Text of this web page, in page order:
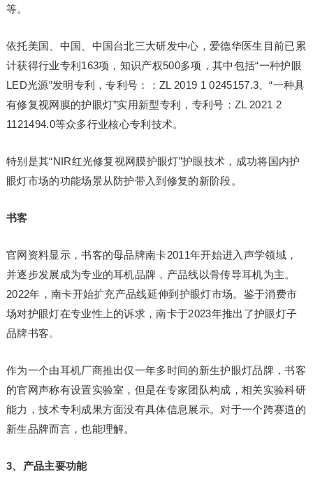
等。
依托美国、中国、中国台北三大研发中心，爱德华医生目前已累
计获得行业专利163项，知识产权500多项，其中包括“一种护眼
LED光源”发明专利，专利号：：ZL 2019 1 0245157.3、“一种具
有修复视网膜的护眼灯”实用新型专利，专利号：ZL 2021 2
1121494.0等众多行业核心专利技术。
特别是其“NIR红光修复视网膜护眼灯”护眼技术，成功将国内护
眼灯市场的功能场景从防护带入到修复的新阶段。
书客
官网资料显示，书客的母品牌南卡2011年开始进入声学领域，
并逐步发展成为专业的耳机品牌，产品线以骨传导耳机为主。
2022年，南卡开始扩充产品线延伸到护眼灯市场。鉴于消费市
场对护眼灯在专业性上的诉求，南卡于2023年推出了护眼灯子
品牌书客。
作为一个由耳机厂商推出仅一年多时间的新生护眼灯品牌，书客
的官网声称有设置实验室，但是在专家团队构成，相关实验科研
能力，技术专利成果方面没有具体信息展示。对于一个跨赛道的
新生品牌而言，也能理解。
3、产品主要功能